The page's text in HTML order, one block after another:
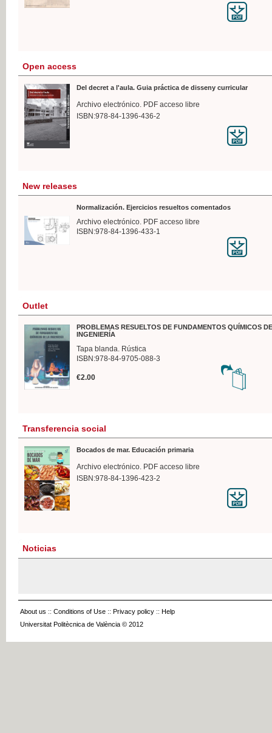
Open access
Del decret a l'aula. Guia práctica de disseny curricular
Archivo electrónico. PDF acceso libre
ISBN:978-84-1396-436-2
New releases
Normalización. Ejercicios resueltos comentados
Archivo electrónico. PDF acceso libre
ISBN:978-84-1396-433-1
Outlet
PROBLEMAS RESUELTOS DE FUNDAMENTOS QUÍMICOS
INGENIERÍA
Tapa blanda. Rústica
ISBN:978-84-9705-088-3
€2.00
Transferencia social
Bocados de mar. Educación primaria
Archivo electrónico. PDF acceso libre
ISBN:978-84-1396-423-2
Noticias
About us :: Conditions of Use :: Privacy policy :: Help
Universitat Politècnica de València © 2012